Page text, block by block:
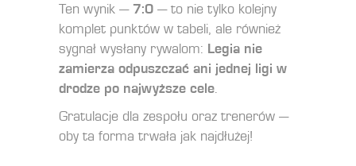
Ten wynik — 7:0 — to nie tylko kolejny
komplet punktów w tabeli, ale również
sygnał wysłany rywalom: Legia nie
zamierza odpuszczać ani jednej ligi w
drodze po najwyższe cele.
Gratulacje dla zespołu oraz trenerów —
oby ta forma trwała jak najdłużej!